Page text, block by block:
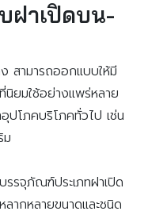
ฝาเปิดบน-
สามารถออกแบบให้มี
นิยมใช้อย่างแพร่หลาย
อุปโภคบริโภคทั่วไป เช่น
ม
รจุภัณฑ์ประเภทฝาเปิด
กหลายขนาดและชนิด